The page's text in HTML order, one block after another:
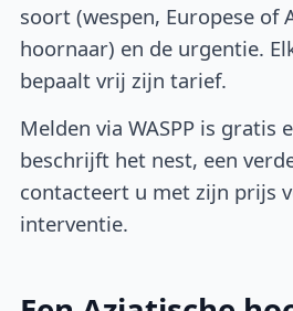
soort (wespen, Europese of
hoornaar) en de urgentie.
bepaalt vrij zijn tarief.
Melden via WASPP is gratis
beschrijft het nest, een
contacteert u met zijn prijs
interventie.